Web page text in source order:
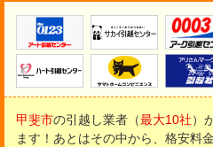
甲斐市の引越し業者（最大10社）
ます！ あとはその中から、格安料